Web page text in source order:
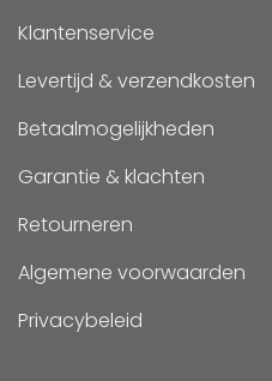
Klantenservice
Levertijd & verzendkosten
Betaalmogelijkheden
Garantie & klachten
Retourneren
Algemene voorwaarden
Privacybeleid